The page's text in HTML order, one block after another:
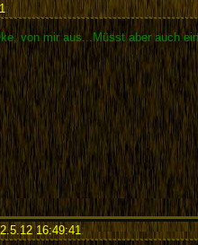
:
von mir aus...Müsst aber auch
16:49:41: